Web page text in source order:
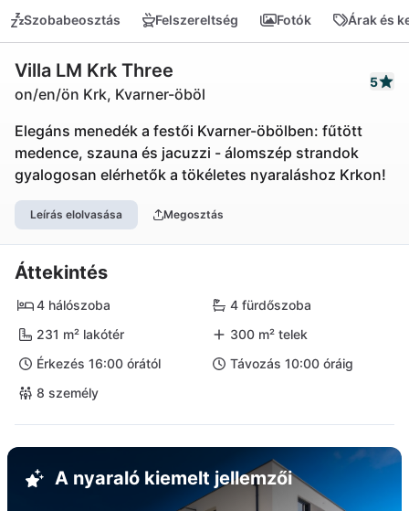
Szobabeosztás Felszereltség Fotók Árak és
Villa LM Krk Three
on/en/ön Krk, Kvarner-öböl
5
Elegáns menedék a festői Kvarner-öbölben: fűtött
medence, szauna és jacuzzi - álomszép strandok
gyalogosan elérhetők a tökéletes nyaraláshoz Krkon!
Leírás elolvasása Megosztás
Áttekintés
4 hálószoba
4 fürdőszoba
231 m² lakótér
300 m² telek
Érkezés 16:00 órától
Távozás 10:00 óráig
8 személy
A nyaraló kiemelt jellemzői